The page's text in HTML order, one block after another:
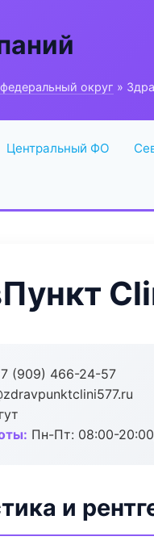
округ »
Центральный ФО
(909) 466-24-57
Пн-Пт: 08:00-
и